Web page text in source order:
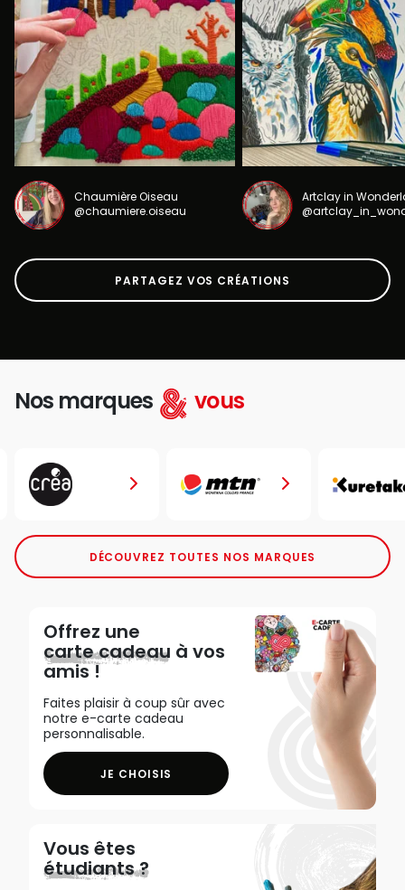
Chaumière Oiseau
@chaumiere.oiseau
Artclay in
PARTAGEZ VOS CRÉATIONS
Nos marques vous
DÉCOUVREZ TOUTES NOS MARQUES
Offrez une
carte cadeau à vos
amis !
Faites plaisir à coup sûr avec
notre e-carte cadeau
personnalisable.
JE CHOISIS
Vous êtes
étudiants ?